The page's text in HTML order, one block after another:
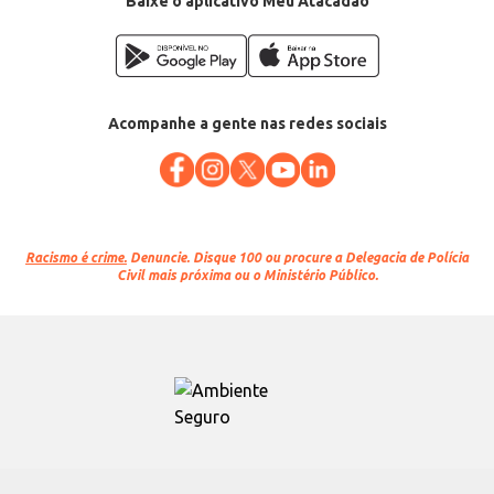
Acompanhe a gente nas redes sociais
Racismo é crime. Denuncie. Disque 100 ou procure a Delegacia de Polícia
Civil mais próxima ou o Ministério Público.